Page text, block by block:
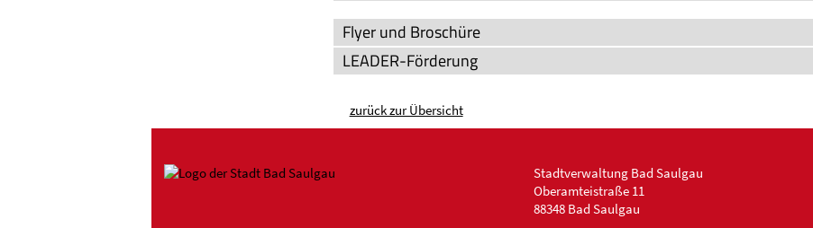
Flyer und Broschüre
LEADER-Förderung
zurück zur Übersicht
Stadtverwaltung Bad Saulgau
Oberamteistraße 11
88348 Bad Saulgau